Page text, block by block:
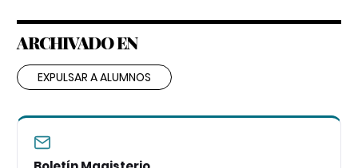
ARCHIVADO EN
EXPULSAR A ALUMNOS